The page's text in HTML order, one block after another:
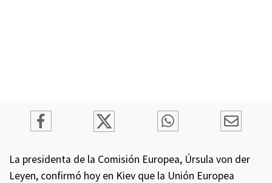
La presidenta de la Comisión Europea, Úrsula von der
Leyen, confirmó hoy en Kiev que la Unión Europea